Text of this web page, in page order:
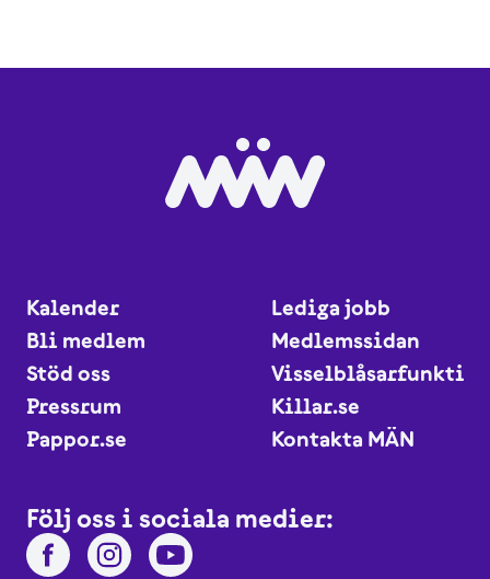
Kalender
Lediga jobb
Bli medlem
Medlemssidan
Stöd oss
Visselblåsarfunktion
Pressrum
Killar.se
Pappor.se
Kontakta MÄN
Följ oss i sociala medier: